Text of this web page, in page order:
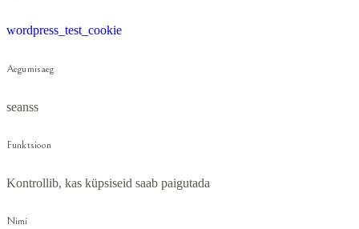
wordpress_test_cookie
Aegumisaeg
seanss
Funktsioon
Kontrollib, kas küpsiseid saab paigutada
Nimi